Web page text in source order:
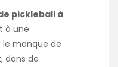
pickleball à
à une
manque de
dans de